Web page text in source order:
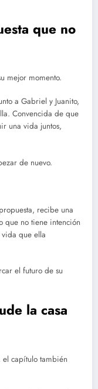
que no
mejor momento.
a Gabriel y Juanito,
Convencida de que
una vida juntos,
de nuevo.
recibe una
que no tiene intención
que ella
el futuro de su
la casa
capítulo también